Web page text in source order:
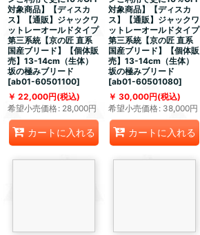
対象商品】【ディスカ
ス】【通販】ジャックワ
ットレーオールドタイプ
第三系統【京の匠 直系
国産ブリード】【個体販
売】13-14cm（生体）
坂の極みブリード
[ab01-60501100]
22,000円(税込)
希望小売価格: 28,000円
カートに入れる
対象商品】【ディスカ
ス】【通販】ジャックワ
ットレーオールドタイプ
第三系統【京の匠 直系
国産ブリード】【個体販
売】13-14cm（生体）
坂の極みブリード
[ab01-60501080]
30,000円(税込)
希望小売価格: 38,000円
カートに入れる